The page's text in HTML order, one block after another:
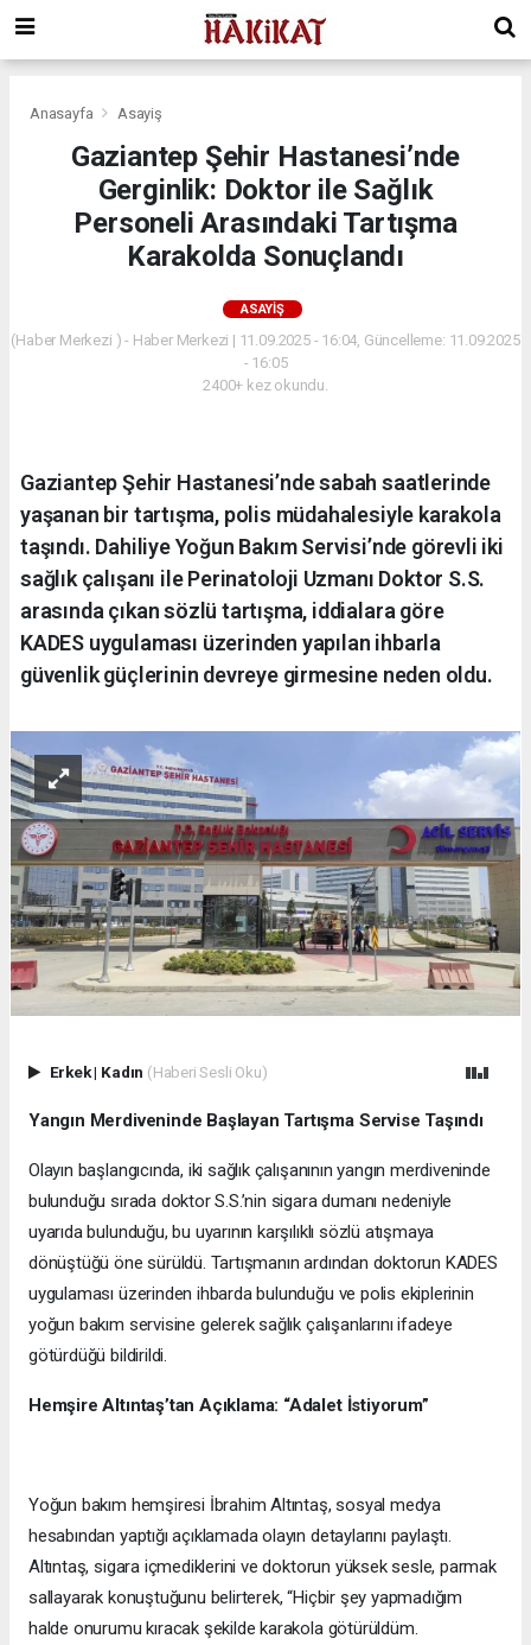
Anasayfa Asayiş
Gaziantep Şehir Hastanesi’nde
Gerginlik: Doktor ile Sağlık
Personeli Arasındaki Tartışma
Karakolda Sonuçlandı
ASAYIŞ
(Haber Merkezi ) - Haber Merkezi | 11.09.2025 - 16:04, Güncelleme: 11.09.2025
- 16:05
2400+ kez okundu.
Gaziantep Şehir Hastanesi’nde sabah saatlerinde
yaşanan bir tartışma, polis müdahalesiyle karakola
taşındı. Dahiliye Yoğun Bakım Servisi’nde görevli iki
sağlık çalışanı ile Perinatoloji Uzmanı Doktor S.S.
arasında çıkan sözlü tartışma, iddialara göre
KADES uygulaması üzerinden yapılan ihbarla
güvenlik güçlerinin devreye girmesine neden oldu.
Erkek| Kadın (Haberi Sesli Oku)
Yangın Merdiveninde Başlayan Tartışma Servise Taşındı
Olayın başlangıcında, iki sağlık çalışanının yangın merdiveninde
bulunduğu sırada doktor S.S.’nin sigara dumanı nedeniyle
uyarıda bulunduğu, bu uyarının karşılıklı sözlü atışmaya
dönüştüğü öne sürüldü. Tartışmanın ardından doktorun KADES
uygulaması üzerinden ihbarda bulunduğu ve polis ekiplerinin
yoğun bakım servisine gelerek sağlık çalışanlarını ifadeye
götürdüğü bildirildi.
Hemşire Altıntaş’tan Açıklama: “Adalet İstiyorum”
Yoğun bakım hemşiresi İbrahim Altıntaş, sosyal medya
hesabından yaptığı açıklamada olayın detaylarını paylaştı.
Altıntaş, sigara içmediklerini ve doktorun yüksek sesle, parmak
sallayarak konuştuğunu belirterek, “Hiçbir şey yapmadığım
halde onurumu kıracak şekilde karakola götürüldüm.